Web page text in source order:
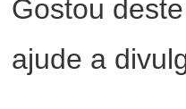
Gostou
ajude a